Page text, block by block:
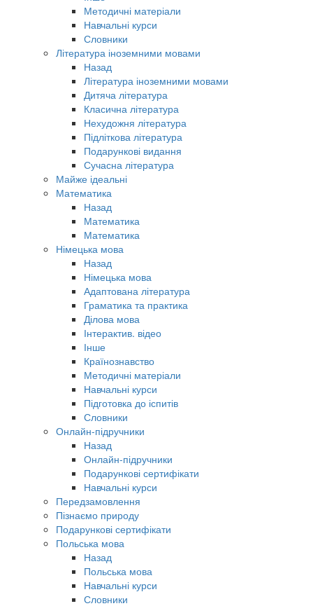
Методичні матеріали
Навчальні курси
Словники
Література іноземними мовами
Назад
Література іноземними мовами
Дитяча література
Класична література
Нехудожня література
Підліткова література
Подарункові видання
Сучасна література
Майже ідеальні
Математика
Назад
Математика
Математика
Німецька мова
Назад
Німецька мова
Адаптована література
Граматика та практика
Ділова мова
Інтерактив. відео
Інше
Країнознавство
Методичні матеріали
Навчальні курси
Підготовка до іспитів
Словники
Онлайн-підручники
Назад
Онлайн-підручники
Подарункові сертифікати
Навчальні курси
Передзамовлення
Пізнаємо природу
Подарункові сертифікати
Польська мова
Назад
Польська мова
Навчальні курси
Словники